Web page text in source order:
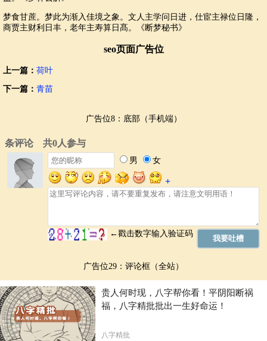
梦食甘蔗。梦此为渐入佳境之象。文人主学问日进，仕宦主禄位日隆，
商贾主财利日丰，老年主寿算日髙。《断梦秘书》
seo页面广告位
上一篇： 荷叶
下一篇： 青苗
广告位8：底部（手机端）
广告位29：评论框（全站）
贵人何时现，八字帮你看！平阴阳断祸
福，八字精批批出一生好命运！
八字精批